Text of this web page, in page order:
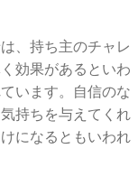
、持ち主のチャレ
効果があるといわ
います。自信のな
持ちを与えてくれ
になるともいわれ